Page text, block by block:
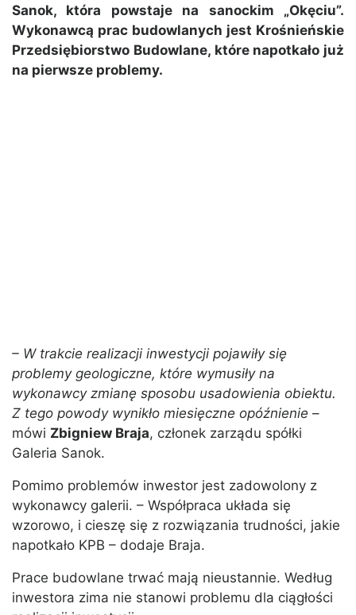
Sanok, która powstaje na sanockim „Okęciu”.
Wykonawcą prac budowlanych jest Krośnieńskie
Przedsiębiorstwo Budowlane, które napotkało już
na pierwsze problemy.
– W trakcie realizacji inwestycji pojawiły się
problemy geologiczne, które wymusiły na
wykonawcy zmianę sposobu usadowienia obiektu.
Z tego powody wynikło miesięczne opóźnienie –
mówi Zbigniew Braja, członek zarządu spółki
Galeria Sanok.
Pomimo problemów inwestor jest zadowolony z
wykonawcy galerii. – Współpraca układa się
wzorowo, i cieszę się z rozwiązania trudności, jakie
napotkało KPB – dodaje Braja.
Prace budowlane trwać mają nieustannie. Według
inwestora zima nie stanowi problemu dla ciągłości